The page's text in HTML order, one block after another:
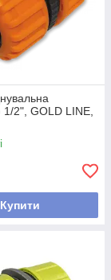
2", GOLD LINE,
Купити